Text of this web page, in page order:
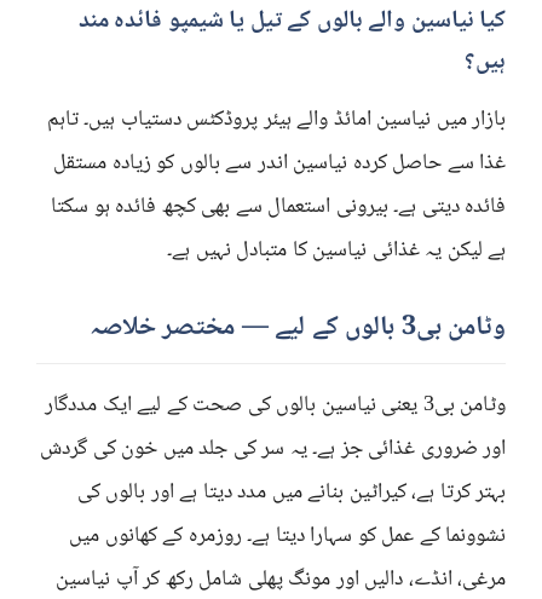
کیا نیاسین والے بالوں کے تیل یا شیمپو فائدہ مند
ہیں؟
بازار میں نیاسین امائڈ والے ہیئر پروڈکٹس دستیاب ہیں۔ تاہم
غذا سے حاصل کردہ نیاسین اندر سے بالوں کو زیادہ مستقل
فائدہ دیتی ہے۔ بیرونی استعمال سے بھی کچھ فائدہ ہو سکتا
ہے لیکن یہ غذائی نیاسین کا متبادل نہیں ہے۔
وٹامن بی3 بالوں کے لیے — مختصر خلاصہ
وٹامن بی3 یعنی نیاسین بالوں کی صحت کے لیے ایک مددگار
اور ضروری غذائی جز ہے۔ یہ سر کی جلد میں خون کی گردش
بہتر کرتا ہے، کیراٹین بنانے میں مدد دیتا ہے اور بالوں کی
نشوونما کے عمل کو سہارا دیتا ہے۔ روزمرہ کے کھانوں میں
مرغی، انڈے، دالیں اور مونگ پھلی شامل رکھ کر آپ نیاسین